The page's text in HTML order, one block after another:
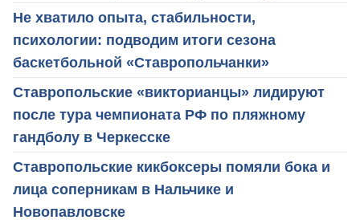
Не хватило опыта, стабильности,
психологии: подводим итоги сезона
баскетбольной «Ставропольчанки»
Ставропольские «викторианцы» лидируют
после тура чемпионата РФ по пляжному
гандболу в Черкесске
Ставропольские кикбоксеры помяли бока и
лица соперникам в Нальчике и
Новопавловске